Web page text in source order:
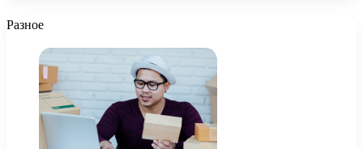
Разное